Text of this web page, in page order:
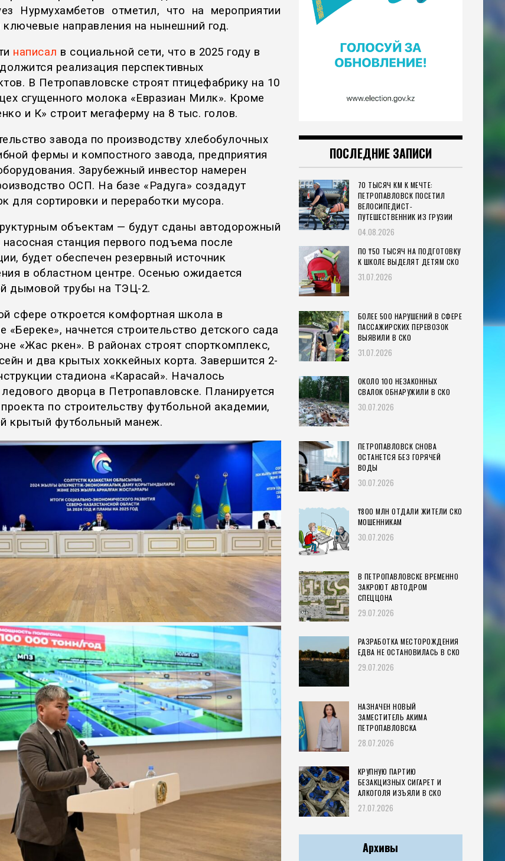
Нурмухамбетов отметил, что на мероприятии
ключевые направления на нынешний год.
написал в социальной сети, что в 2025 году в
реализация перспективных
В Петропавловске строят птицефабрику на 10
сгущенного молока «Евразиан Милк». Кроме
и К» строит мегаферму на 8 тыс. голов.
завода по производству хлебобулочных
фермы и компостного завода, предприятия
Зарубежный инвестор намерен
ОСП. На базе «Радуга» создадут
для сортировки и переработки мусора.
объектам — будут сданы автодорожный
насосная станция первого подъема после
будет обеспечен резервный источник
в областном центре. Осенью ожидается
дымовой трубы на ТЭЦ-2.
сфере откроется комфортная школа в
«Береке», начнется строительство детского сада
«Жас Өркен». В районах строят спорткомплекс,
и два крытых хоккейных корта. Завершится 2-
стадиона «Карасай». Началось
дворца в Петропавловске. Планируется
по строительству футбольной академии,
крытый футбольный манеж.
ПОСЛЕДНИЕ ЗАПИСИ
70 ТЫСЯЧ КМ К МЕЧТЕ:
ПЕТРОПАВЛОВСК ПОСЕТИЛ
ВЕЛОСИПЕДИСТ-
ПУТЕШЕСТВЕННИК ИЗ ГРУЗИИ
04.08.2026
ПО ₸50 ТЫСЯЧ НА ПОДГОТОВКУ
К ШКОЛЕ ВЫДЕЛЯТ ДЕТЯМ СКО
31.07.2026
БОЛЕЕ 500 НАРУШЕНИЙ В СФЕРЕ
ПАССАЖИРСКИХ ПЕРЕВОЗОК
ВЫЯВИЛИ В СКО
31.07.2026
ОКОЛО 100 НЕЗАКОННЫХ
СВАЛОК ОБНАРУЖИЛИ В СКО
30.07.2026
ПЕТРОПАВЛОВСК СНОВА
ОСТАНЕТСЯ БЕЗ ГОРЯЧЕЙ
ВОДЫ
30.07.2026
₸800 МЛН ОТДАЛИ ЖИТЕЛИ СКО
МОШЕННИКАМ
30.07.2026
В ПЕТРОПАВЛОВСКЕ ВРЕМЕННО
ЗАКРОЮТ АВТОДРОМ
СПЕЦЦОНА
29.07.2026
РАЗРАБОТКА МЕСТОРОЖДЕНИЯ
ЕДВА НЕ ОСТАНОВИЛАСЬ В СКО
29.07.2026
НАЗНАЧЕН НОВЫЙ
ЗАМЕСТИТЕЛЬ АКИМА
ПЕТРОПАВЛОВСКА
28.07.2026
КРУПНУЮ ПАРТИЮ
БЕЗАКЦИЗНЫХ СИГАРЕТ И
АЛКОГОЛЯ ИЗЪЯЛИ В СКО
27.07.2026
Архивы